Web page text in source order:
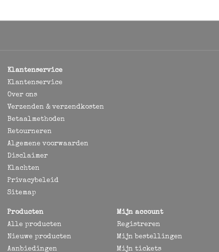
Klantenservice
Klantenservice
Over ons
Verzenden & verzendkosten
Betaalmethoden
Retourneren
Algemene voorwaarden
Disclaimer
Klachten
Privacybeleid
Sitemap
Producten
Alle producten
Nieuwe producten
Aanbiedingen
Mijn account
Registreren
Mijn bestellingen
Mijn tickets